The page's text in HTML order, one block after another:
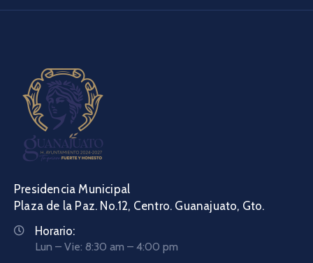
Presidencia Municipal
Plaza de la Paz. No.12, Centro. Guanajuato, Gto.
Horario:
Lun – Vie: 8:30 am – 4:00 pm